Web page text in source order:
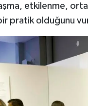
etkilenme,
pratik olduğunu